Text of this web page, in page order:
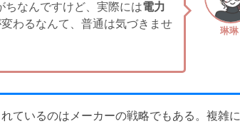
琳琳
ちなんですけど、実際には電力
わるなんて、普通は気づきませ
ているのはメーカーの戦略でもある。複雑に